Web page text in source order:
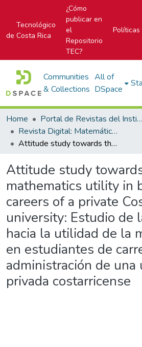
Tecnológico
de Costa Rica
¿Cómo
publicar en
el
Repositorio
TEC?
Políticas
Communities
& Collections
All of
DSpace
Home
Portal de Revistas del Instituto Tecnológico de Costa Rica
Revista Digital: Matemática, Educación e Internet
Attitude study towards the mathematics utility in business careers of a private Costa Rica university: Estudio de la actitud hacia la utilidad de la matemática en estudiantes de carreras de administración de una universidad privada costarricense
Attitude study
mathematics utility in
careers of a private
university: Estudio de
hacia la utilidad de la
en estudiantes de
administración de una
privada costarricense